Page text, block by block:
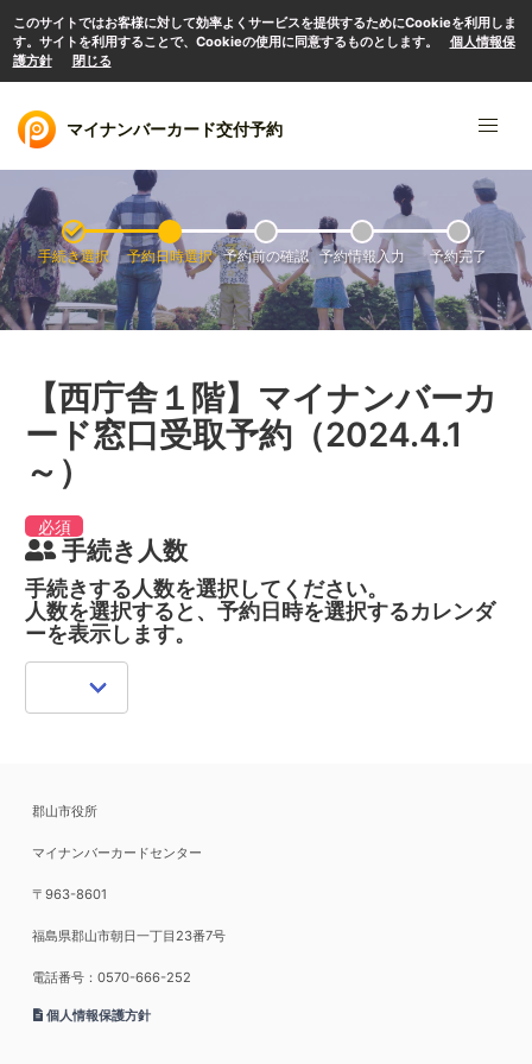
このサイトではお客様に対して効率よくサービスを提供するためにCookieを利用しま
す。サイトを利用することで、Cookieの使用に同意するものとします。
個人情報保
護方針
閉じる
マイナンバーカード交付予約
手続き選択 予約日時選択 予約前の確認 予約情報入力 予約完了
【西庁舎１階】マイナンバーカ
ード窓口受取予約（2024.4.1
～）
手続き人数
手続きする人数を選択してください。
人数を選択すると、予約日時を選択するカレンダ
ーを表示します。
郡山市役所
マイナンバーカードセンター
〒963-8601
福島県郡山市朝日一丁目23番7号
電話番号：0570-666-252
個人情報保護方針